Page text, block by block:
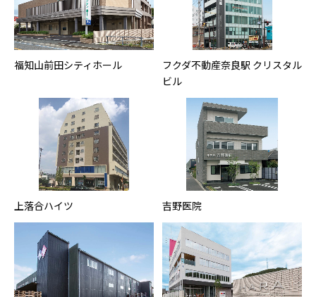
福知山前田シティホール
フクダ不動産奈良駅 クリスタル
ビル
上落合ハイツ 吉野医院